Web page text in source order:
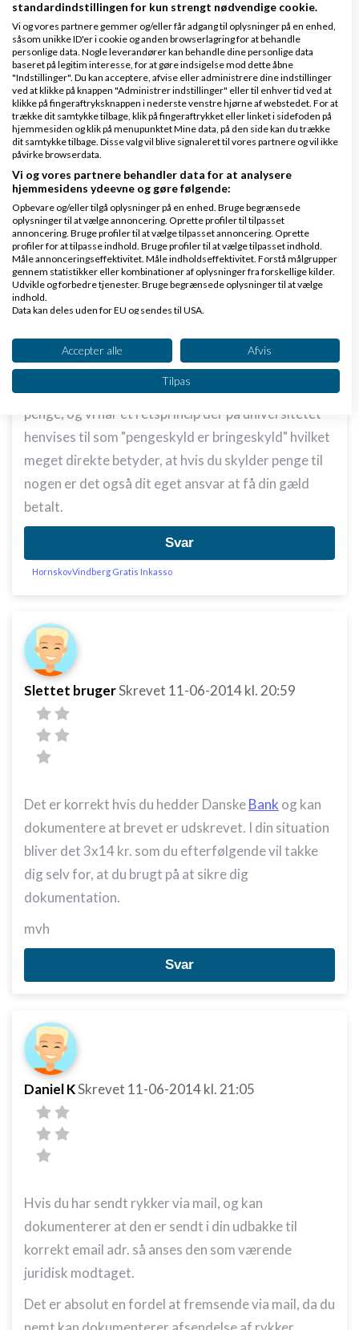
At skyldner nægter at have modtaget
rykkerskrivelserne er et problem vi ofte løber ind i
under behandling af inkassosager. Retsstillingen i
Danmark er dog så "heldigt" udformet i disse
situationer, at når blot du kan bevise at du har sendt
skrivelserne (hvilket du ofte vil kunne alene fordi du
de facto er i besiddelse af skrivelserne med dato
osv.), og disse er sendt til den korrekte adresse, så
bliver det skyldners bevisbyrde og dermed
skyldners problem om skrivelserne er nået frem.
Det er derfor ikke nødvendigt at bruge penge på
andet end et helt almindeligt frimærke så længe du
selv gemmer en kopi af dinfaktura
rykkerskrivelser.
Tankerne bag at gøre det på denne måde er, at
skyldner jo godt ved at han skylder dig nogen
penge, og vi har et retsprincip der på universitetet
henvises til som "pengeskyld er bringeskyld" hvilket
meget direkte betyder, at hvis du skylder penge til
nogen er det også dit eget ansvar at få din gæld
betalt.
Svar
HornskovVindberg Gratis Inkasso
Slettet brugerSkrevet 11-06-2014kl. 20:59
Det er korrekt hvis du hedder DanskeBank og kan
dokumentere at brevet er udskrevet. I din situation
bliver det 3x14 kr. som du efterfølgende vil takke
dig selv for, at du brugt på at sikre dig
dokumentation.
mvh
Svar
Daniel KSkrevet 11-06-2014kl. 21:05
Hvis du har sendt rykker via mail, og kan
dokumenterer at den er sendt i din udbakke til
korrekt email adr. så anses den som værende
juridisk modtaget.
Det er absolut en fordel at fremsende via mail, da du
standardindstillingen for kun strengt nødvendige cookie.
Vi og vores partnere gemmer og/eller får adgang til oplysninger på en enhed,
såsom unikke ID'er i cookie og anden browserlagring for at behandle
personlige data. Nogle leverandører kan behandle dine personlige data
baseret på legitim interesse, for at gøre indsigelse mod dette åbne
"Indstillinger". Du kan acceptere, afvise eller administrere dine indstillinger
ved at klikke på knappen "Administrer indstillinger" eller til enhver tid ved at
klikke på fingeraftryksknappen i nederste venstre hjørne af webstedet. For at
trække dit samtykke tilbage, klik på fingeraftrykket eller linket i sidefoden på
hjemmesiden og klik på menupunktet Mine data, på den side kan du trække
dit samtykke tilbage. Disse valg vil blive signaleret til vores partnere og vil ikke
påvirke browserdata.
Vi og vores partnere behandler data for at analysere
hjemmesidens ydeevne og gøre følgende:
Opbevare og/eller tilgå oplysninger på en enhed. Bruge begrænsede
oplysninger til at vælge annoncering. Oprette profiler til tilpasset
annoncering. Bruge profiler til at vælge tilpasset annoncering. Oprette
profiler for at tilpasse indhold. Bruge profiler til at vælge tilpasset indhold.
Måle annonceringseffektivitet. Måle indholdseffektivitet. Forstå målgrupper
gennem statistikker eller kombinationer af oplysninger fra forskellige kilder.
Udvikle og forbedre tjenester. Bruge begrænsede oplysninger til at vælge
indhold.
Data kan deles uden for EU og sendes til USA.
Se partnerliste (2 IAB-leverandører)
Vi bruger dine data til følgende formål:
IAB's behandlingsformål:
Opbevare og/eller tilgå oplysninger på en
enhed
Bruge begrænsede oplysninger til at vælge
annoncering
Oprette profiler til tilpasset annoncering
Bruge profiler til at vælge tilpasset
Bruge profiler til at vælge tilpasset indhold
Måle annonceringseffektivitet
Måle indholdseffektivitet
Forstå målgrupper gennem statistikker eller
kombinationer af oplysninger fra forskellige
kilder
Bruge begrænsede oplysninger til at vælge
indhold
IAB Special Features:
Bruge præcise geografiske
placeringsoplysninger
Identificere enheder baseret på aktivt
anmodede oplysninger
Ydeevne
Funktionel
Annoncering / marketing
Accepter alle Afvis
Tilpas